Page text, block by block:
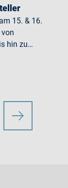
15. & 16.
hin zu…